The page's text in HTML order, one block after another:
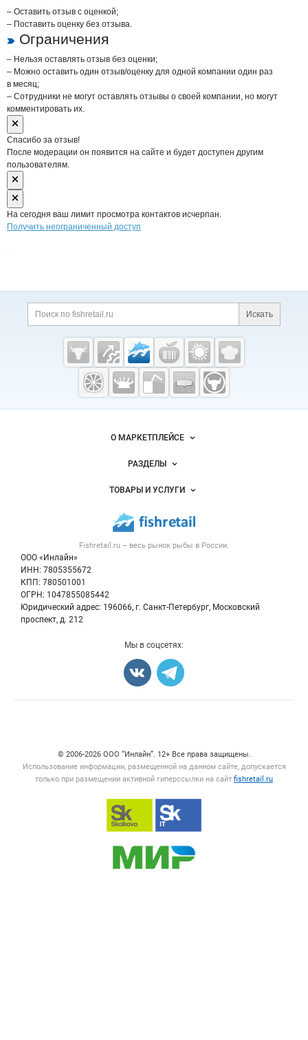
– Оставить отзыв с оценкой;
– Поставить оценку без отзыва.
Ограничения
– Нельзя оставлять отзыв без оценки;
– Можно оставить один отзыв/оценку для одной компании один раз
в месяц;
– Сотрудники не могут оставлять отзывы о своей компании, но могут
комментировать их.
Спасибо за отзыв!
После модерации он появится на сайте и будет доступен другим
пользователям.
На сегодня ваш лимит просмотра контактов исчерпан.
Получить неограниченный доступ
Дополнительная информация
Поиск по сайту и
Искать
Cсылки на полезные проекты
Fishretail.ru —
рыба,
морепродукты
Важные разделы и контакты
Fishretail.ru – весь рынок рыбы в России.
ООО «Инлайн»
ИНН: 7805355672
КПП: 780501001
ОГРН: 1047855085442
Юридический адрес: 196066, г. Санкт-Петербург, Московский
проспект, д. 212
Навигация по сайтуО МАРКЕТПЛЕЙСЕ
Новости Fishretail.ru
Размещение рекламы
Публичная оферта
Контактная информация
Политика обработки персональных данных
РАЗДЕЛЫ
Объявления
Новости рынка
Блог
ТОВАРЫ И УСЛУГИ
Рыба
Икра
Мы в соцсетях:
© 2006‑2026 ООО “Инлайн”. 12+ Все права защищены.
Использование информации, размещенной на данном сайте, допускается
только при размещении активной гиперссылки на сайт fishretail.ru